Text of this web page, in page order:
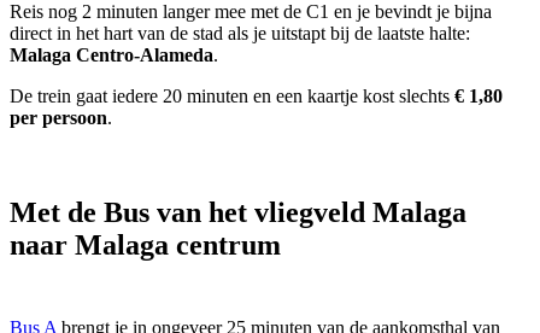
Reis nog 2 minuten langer mee met de C1 en je bevindt je bijna
direct in het hart van de stad als je uitstapt bij de laatste halte:
Malaga Centro-Alameda.
De trein gaat iedere 20 minuten en een kaartje kost slechts € 1,80
per persoon.
Met de Bus van het vliegveld Malaga
naar Malaga centrum
Bus A brengt je in ongeveer 25 minuten van de aankomsthal van